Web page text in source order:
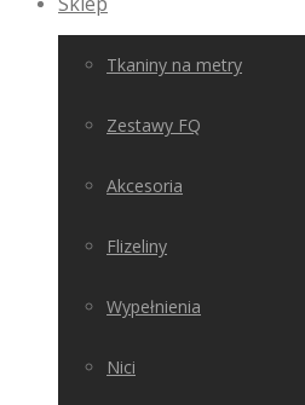
Tkaniny na metry
Zestawy FQ
Akcesoria
Flizeliny
Wypełnienia
Nici